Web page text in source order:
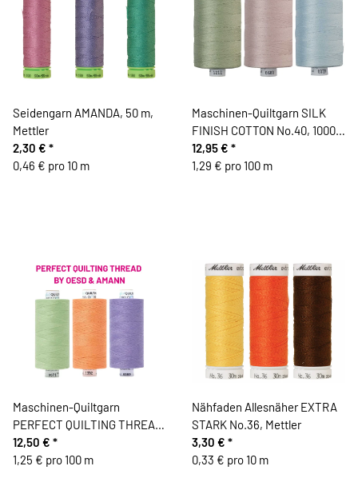
Seidengarn AMANDA, 50 m,
Mettler
2,30 € *
0,46 € pro 10 m
Maschinen-Quiltgarn SILK
FINISH COTTON No.40, 1000
m, Mettler
12,95 € *
1,29 € pro 100 m
Maschinen-Quiltgarn
PERFECT QUILTING THREAD
No.120, 1000 m, OESD
12,50 € *
1,25 € pro 100 m
Nähfaden Allesnäher EXTRA
STARK No.36, Mettler
3,30 € *
0,33 € pro 10 m